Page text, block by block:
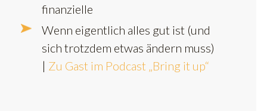
finanzielle
Wenn eigentlich alles gut ist (und
sich trotzdem etwas ändern muss)
| Zu Gast im Podcast „Bring it up“